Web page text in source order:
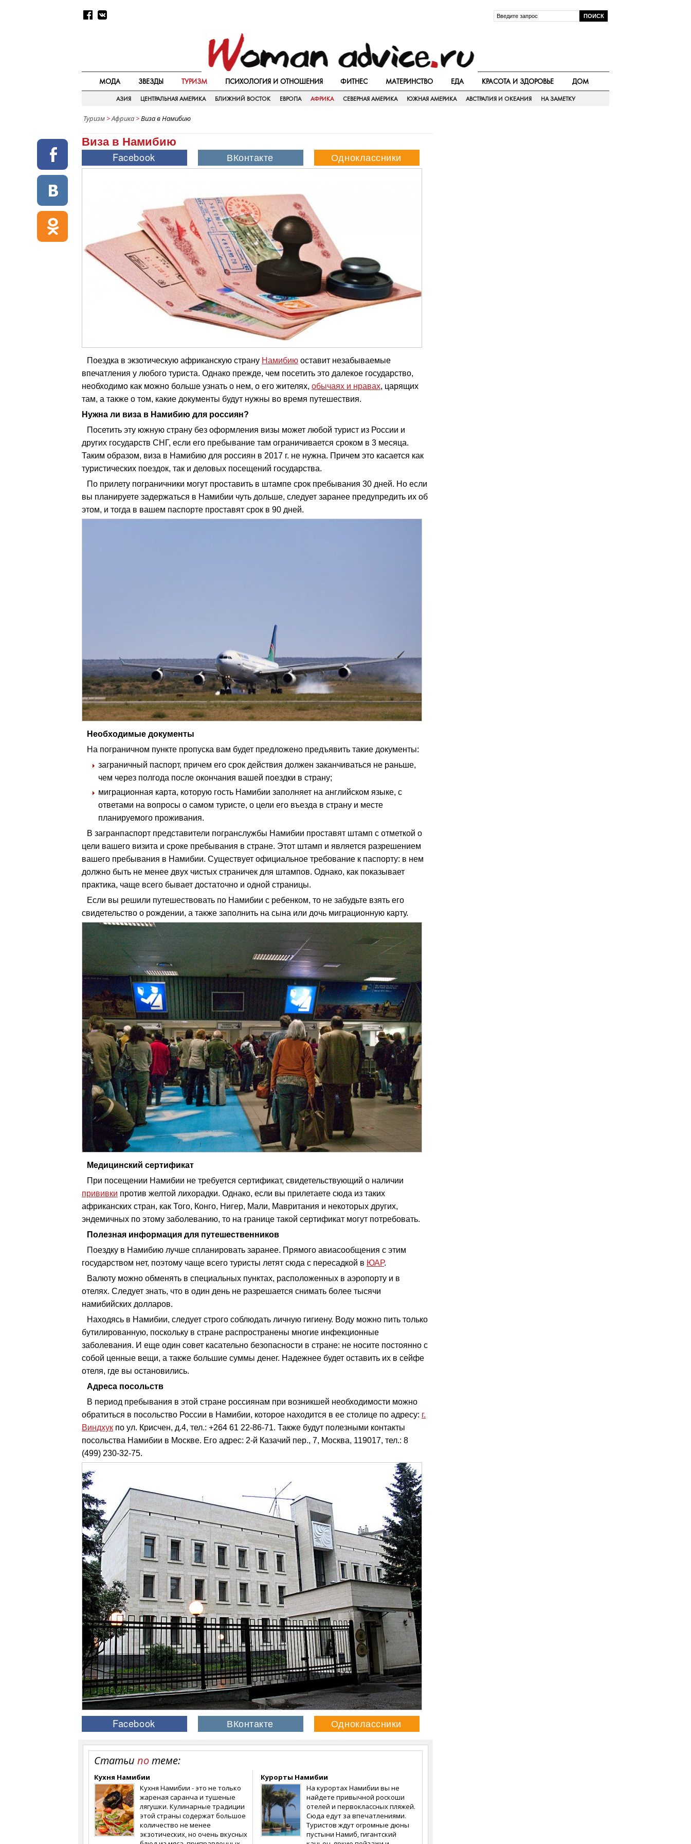
МОДА ЗВЕЗДЫ ТУРИЗМ ПСИХОЛОГИЯ И ОТНОШЕНИЯ ФИТНЕС МАТЕРИНСТВО ЕДА КРАСОТА И ЗДОРОВЬЕ ДОМ
АЗИЯ ЦЕНТРАЛЬНАЯ АМЕРИКА БЛИЖНИЙ ВОСТОК ЕВРОПА АФРИКА СЕВЕРНАЯ АМЕРИКА ЮЖНАЯ АМЕРИКА АВСТРАЛИЯ И ОКЕАНИЯ НА ЗАМЕТКУ
Туризм >Африка >Виза в Намибию
Виза в Намибию
Поездка в экзотическую африканскую страну Намибию оставит незабываемые
впечатления у любого туриста. Однако прежде, чем посетить это далекое государство,
необходимо как можно больше узнать о нем, о его жителях, обычаях и нравах, царящих
там, а также о том, какие документы будут нужны во время путешествия.
Нужна ли виза в Намибию для россиян?
Посетить эту южную страну без оформления визы может любой турист из России и
других государств СНГ, если его пребывание там ограничивается сроком в 3 месяца.
Таким образом, виза в Намибию для россиян в 2017 г. не нужна. Причем это касается как
туристических поездок, так и деловых посещений государства.
По прилету пограничники могут проставить в штампе срок пребывания 30 дней. Но если
вы планируете задержаться в Намибии чуть дольше, следует заранее предупредить их об
этом, и тогда в вашем паспорте проставят срок в 90 дней.
Необходимые документы
На пограничном пункте пропуска вам будет предложено предъявить такие документы:
заграничный паспорт, причем его срок действия должен заканчиваться не раньше,
чем через полгода после окончания вашей поездки в страну;
миграционная карта, которую гость Намибии заполняет на английском языке, с
ответами на вопросы о самом туристе, о цели его въезда в страну и месте
планируемого проживания.
В загранпаспорт представители погранслужбы Намибии проставят штамп с отметкой о
цели вашего визита и сроке пребывания в стране. Этот штамп и является разрешением
вашего пребывания в Намибии. Существует официальное требование к паспорту: в нем
должно быть не менее двух чистых страничек для штампов. Однако, как показывает
практика, чаще всего бывает достаточно и одной страницы.
Если вы решили путешествовать по Намибии с ребенком, то не забудьте взять его
свидетельство о рождении, а также заполнить на сына или дочь миграционную карту.
Медицинский сертификат
При посещении Намибии не требуется сертификат, свидетельствующий о наличии
прививки против желтой лихорадки. Однако, если вы прилетаете сюда из таких
африканских стран, как Того, Конго, Нигер, Мали, Мавритания и некоторых других,
эндемичных по этому заболеванию, то на границе такой сертификат могут потребовать.
Полезная информация для путешественников
Поездку в Намибию лучше спланировать заранее. Прямого авиасообщения с этим
государством нет, поэтому чаще всего туристы летят сюда с пересадкой в ЮАР.
Валюту можно обменять в специальных пунктах, расположенных в аэропорту и в
отелях. Следует знать, что в один день не разрешается снимать более тысячи
намибийских долларов.
Находясь в Намибии, следует строго соблюдать личную гигиену. Воду можно пить только
бутилированную, поскольку в стране распространены многие инфекционные
заболевания. И еще один совет касательно безопасности в стране: не носите постоянно с
собой ценные вещи, а также большие суммы денег. Надежнее будет оставить их в сейфе
отеля, где вы остановились.
Адреса посольств
В период пребывания в этой стране россиянам при возникшей необходимости можно
обратиться в посольство России в Намибии, которое находится в ее столице по адресу: г.
Виндхук по ул. Крисчен, д.4, тел.: +264 61 22-86-71. Также будут полезными контакты
посольства Намибии в Москве. Его адрес: 2-й Казачий пер., 7, Москва, 119017, тел.: 8
(499) 230-32-75.
Статьи потеме:
Кухня Намибии
Кухня Намибии - это не только
жареная саранча и тушеные
лягушки. Кулинарные традиции
этой страны содержат большое
количество не менее
экзотических, но очень вкусных
Курорты Намибии
На курортах Намибии вы не
найдете привычной роскоши
отелей и первоклассных пляжей.
Сюда едут за впечатлениями.
Туристов ждут огромные дюны
пустыни Намиб, гигантский